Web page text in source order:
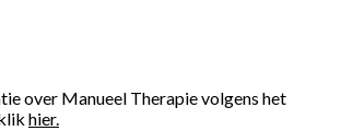
over Manueel Therapie volgens het
hier.